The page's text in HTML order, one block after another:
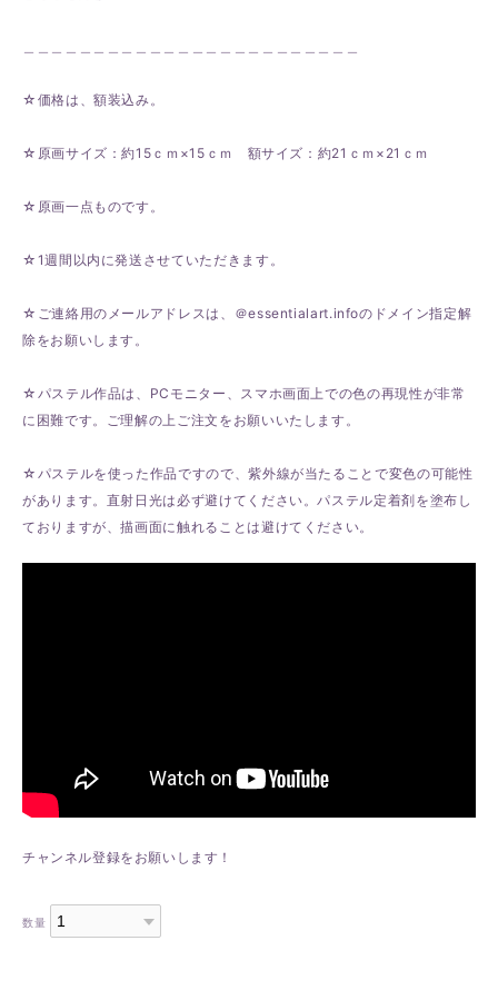
☆価格は、額装込み。
☆原画サイズ：約15ｃｍ×15ｃｍ 額サイズ：約21ｃｍ×21ｃｍ
☆原画一点ものです。
☆1週間以内に発送させていただきます。
☆ご連絡用のメールアドレスは、＠essentialart.infoのドメイン指定解
除をお願いします。
☆パステル作品は、PCモニター、スマホ画面上での色の再現性が非常
に困難です。ご理解の上ご注文をお願いいたします。
☆パステルを使った作品ですので、紫外線が当たることで変色の可能性
があります。直射日光は必ず避けてください。パステル定着剤を塗布し
ておりますが、描画面に触れることは避けてください。
チャンネル登録をお願いします！
数量